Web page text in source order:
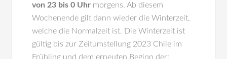
von 23 bis 0 Uhr morgens. Ab diesem
Wochenende gilt dann wieder die Winterzeit,
welche die Normalzeit ist. Die Winterzeit ist
gültig bis zur Zeitumstellung 2023 Chile im
Frühling und dem erneuten Beginn der: